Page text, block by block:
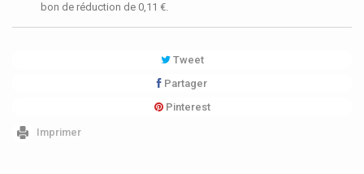
bon de réduction de 0,11 €.
Tweet
Partager
Pinterest
Imprimer